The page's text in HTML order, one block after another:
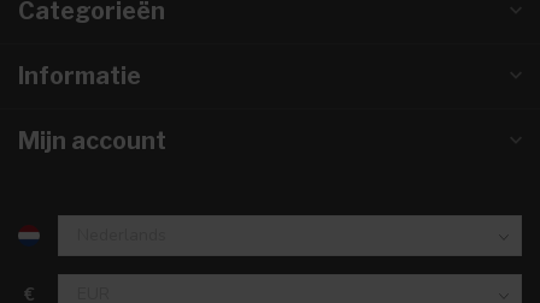
Categorieën
Informatie
Mijn account
€